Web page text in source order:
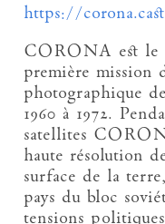
https://
CORONA est le
première mission
photographique
1960 à 1972.
satellites
haute résolution
surface de la
pays du bloc
tensions